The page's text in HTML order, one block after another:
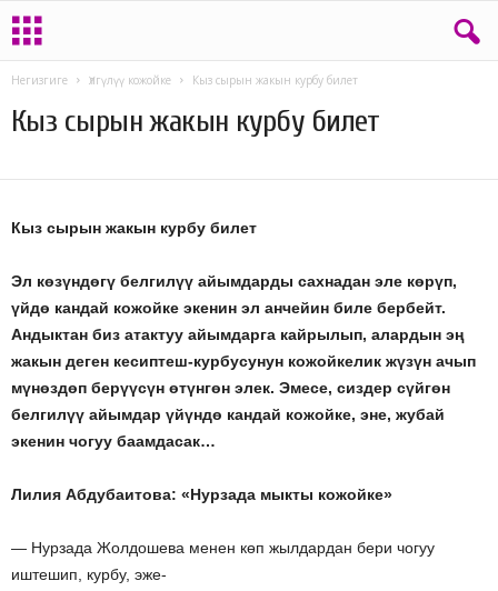
Негизгиге Үлгүлүү кожойке Кыз сырын жакын курбу билет
Кыз сырын жакын курбу билет
Кыз сырын жакын курбу билет
Эл көзүндөгү белгилүү айымдарды сахнадан эле көрүп,
үйдө кандай кожойке экенин эл анчейин биле бербейт.
Андыктан биз атактуу айымдарга кайрылып, алардын эң
жакын деген кесиптеш-курбусунун кожойкелик жүзүн ачып
мүнөздөп берүүсүн өтүнгөн элек. Эмесе, сиздер сүйгөн
белгилүү айымдар үйүндө кандай кожойке, эне, жубай
экенин чогуу баамдасак…
Лилия Абдубаитова: «Нурзада мыкты кожойке»
— Нурзада Жолдошева менен көп жылдардан бери чогуу
иштешип, курбу, эже-